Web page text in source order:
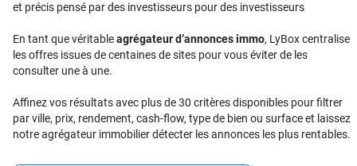
et précis pensé par des investisseurs pour des investisseurs
En tant que véritableagrégateur d’annonces immo, LyBox centralise
les offres issues de centaines de sites pour vous éviter de les
consulter une à une.
Affinez vos résultats avec plus de 30 critères disponibles pour filtrer
par ville, prix, rendement, cash-flow, type de bien ou surface et laissez
notre agrégateur immobilier détecter les annonces les plus rentables.